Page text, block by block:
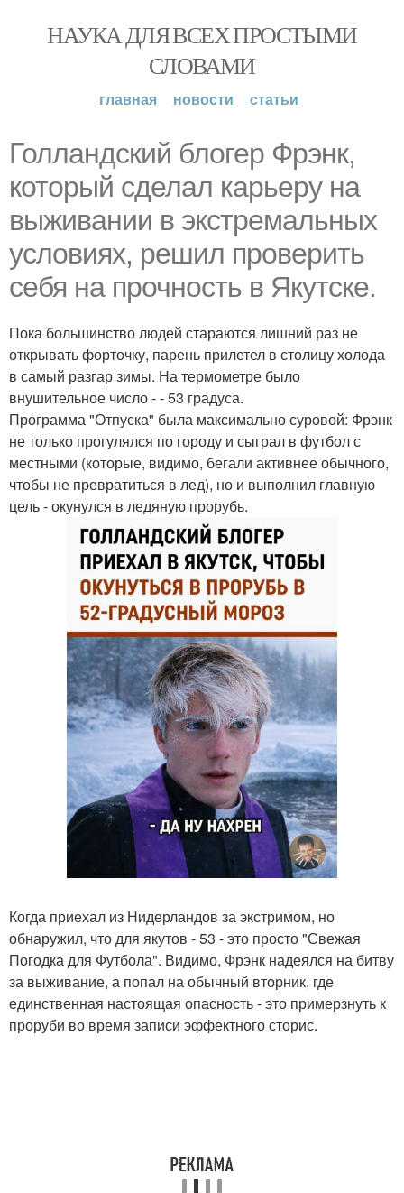
НАУКА ДЛЯ ВСЕХ ПРОСТЫМИ
СЛОВАМИ
главная новости статьи
Голландский блогер Фрэнк,
который сделал карьеру на
выживании в экстремальных
условиях, решил проверить
себя на прочность в Якутске.
Пока большинство людей стараются лишний раз не
открывать форточку, парень прилетел в столицу холода
в самый разгар зимы. На термометре было
внушительное число - - 53 градуса.
Программа "Отпуска" была максимально суровой: Фрэнк
не только прогулялся по городу и сыграл в футбол с
местными (которые, видимо, бегали активнее обычного,
чтобы не превратиться в лед), но и выполнил главную
цель - окунулся в ледяную прорубь.
Когда приехал из Нидерландов за экстримом, но
обнаружил, что для якутов - 53 - это просто "Свежая
Погодка для Футбола". Видимо, Фрэнк надеялся на битву
за выживание, а попал на обычный вторник, где
единственная настоящая опасность - это примерзнуть к
проруби во время записи эффектного сторис.